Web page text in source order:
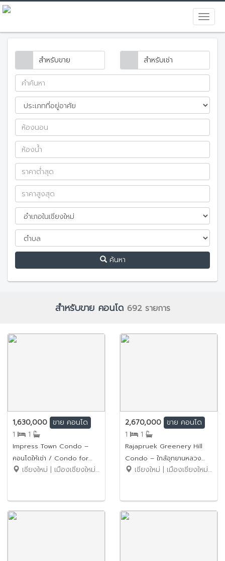
สำหรับขาย สำหรับเช่า
ค้นหา
สำหรับขาย คอนโด 692 รายการ
1,630,000 ขาย คอนโด
1
1
Impress Town Condo –
คอนโดให้เช่า / Condo for
Rent ขายราคาเพียง 1.63 ล้าน
เชียงใหม่ | เมืองเชียงใหม่ | สุเทพ
2,670,000 ขาย คอนโด
1
1
Rajapruek Greenery Hill
Condo – ใกล้อุทยานหลวง
ราชพฤกษ์ เพียง 5 นาที ขาย
เชียงใหม่ | เมืองเชียงใหม่ | แม่เหียะ